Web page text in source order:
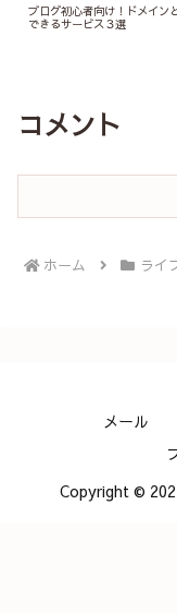
ブログ初心者向け！ドメイン
できるサービス３選
コメント
ホーム ライ
メール
Copyright ©